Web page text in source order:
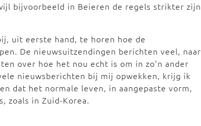
bijvoorbeeld in Beieren de regels strikter zijn
uit eerste hand, te horen hoe de
De nieuwsuitzendingen berichten veel, naar
over hoe het nou echt is om in zo’n ander
nieuwsberichten bij mij opwekken, krijg ik
dat het normale leven, in aangepaste vorm,
zoals in Zuid-Korea.